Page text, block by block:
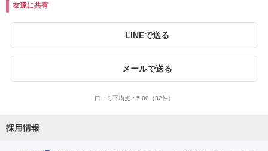
友達に共有
LINEで送る
メールで送る
口コミ平均点： 5.00 （32件）
採用情報